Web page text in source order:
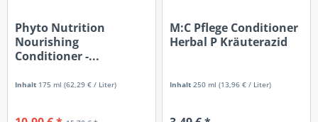
Phyto Nutrition
Nourishing
Conditioner -...
Inhalt 175 ml(62,29 € / Liter)
M:C Pflege Conditioner
Herbal P Kräuterazid
Inhalt 250 ml(13,96 € / Liter)